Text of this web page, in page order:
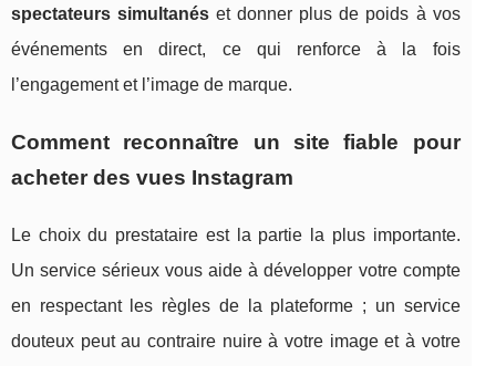
spectateurs simultanés et donner plus de poids à vos
événements en direct, ce qui renforce à la fois
l’engagement et l’image de marque.
Comment reconnaître un site fiable pour
acheter des vues Instagram
Le choix du prestataire est la partie la plus importante.
Un service sérieux vous aide à développer votre compte
en respectant les règles de la plateforme ; un service
douteux peut au contraire nuire à votre image et à votre